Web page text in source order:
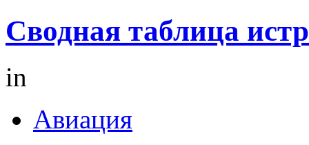
Сводная таблица
in
Авиация